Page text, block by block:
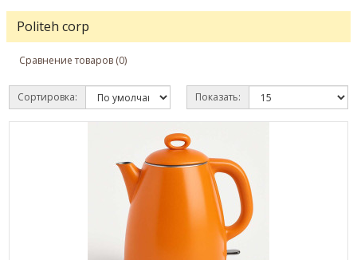
Politeh corp
Сравнение товаров (0)
Сортировка: Показать: